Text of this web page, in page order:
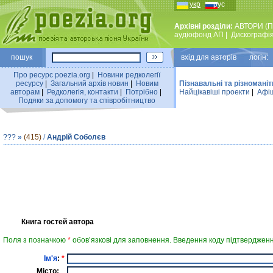
укр рус
Архівні розділи: АВТОРИ
аудiофонд АП
пошук вхiд для авторiв логін:
Про ресурс poezia.org
Новини редколегiї
ресурсу| Загальний архiв новин
Новим
авторам
Редколегiя, контакти Потрiбно
Подяки за допомогу та співробітництво
Пізнавальні та
Найцiкавiшi проекти
??? » (415) /Андрій Соболєв
Книга гостей автора
Поля з позначкою * обов’язкові для заповнення. Введення коду
Ім'я: *
Місто: